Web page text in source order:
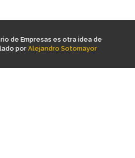
de Empresas es otra idea de
porAlejandro Sotomayor